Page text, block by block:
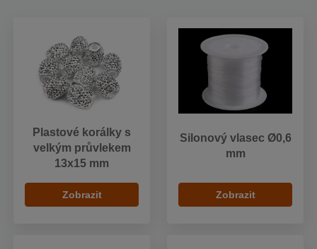
Plastové korálky s
velkým průvlekem
13x15 mm
Zobrazit
Silonový vlasec Ø0,6
mm
Zobrazit